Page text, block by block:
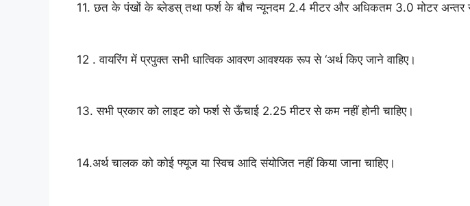
11. छत के पंखों के ब्लेडस् तथा फर्श के बौच न्यूनदम 2.4 मीटर और अधिकतम 3.0 मोटर अन्तर
12 . वायरिंग में प्रपुक्त सभी धात्विक आवरण आवश्यक रूप से ‘अर्थ किए जाने वाहिए।
13. सभी प्रकार को लाइट को फर्श से ऊँचाई 2.25 मीटर से कम नहीं होनी चाहिए।
14.अर्थ चालक को कोई फ्यूज या स्विच आदि संयोजित नहीं किया जाना चाहिए।